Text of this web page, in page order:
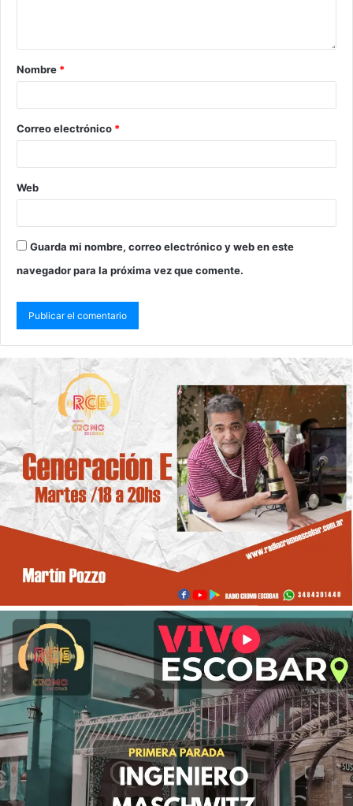
Nombre *
Correo electrónico *
Web
Guarda mi nombre, correo electrónico y web en este
navegador para la próxima vez que comente.